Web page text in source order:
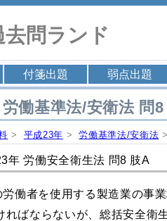
問ランド
付箋出題 弱点出題
働基準法/安衛法 問
> 平成23年 >労働基準法/安衛法
年 労働安全衛生法 問8 肢A
働者を使用する製造業の事
ればならないが、総括安全衛